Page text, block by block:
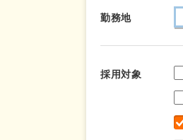
勤務地
採用対象